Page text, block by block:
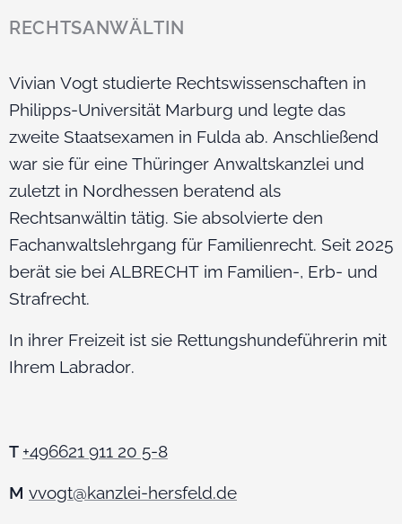
RECHTSANWÄLTIN
Vivian Vogt studierte Rechtswissenschaften in
Philipps-Universität Marburg und legte das
zweite Staatsexamen in Fulda ab. Anschließend
war sie für eine Thüringer Anwaltskanzlei und
zuletzt in Nordhessen beratend als
Rechtsanwältin tätig. Sie absolvierte den
Fachanwaltslehrgang für Familienrecht. Seit 2025
berät sie bei ALBRECHT im Familien-, Erb- und
Strafrecht.
In ihrer Freizeit ist sie Rettungshundeführerin mit
Ihrem Labrador.
T +496621 911 20 5-8
M vvogt@kanzlei-hersfeld.de